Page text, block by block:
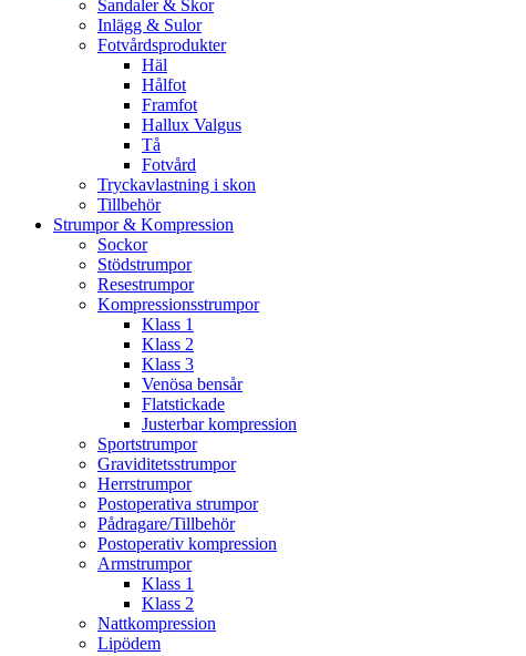
Sandaler & Skor
Inlägg & Sulor
Fotvårdsprodukter
Häl
Hålfot
Framfot
Hallux Valgus
Tå
Fotvård
Tryckavlastning i skon
Tillbehör
Strumpor & Kompression
Sockor
Stödstrumpor
Resestrumpor
Kompressionsstrumpor
Klass 1
Klass 2
Klass 3
Venösa bensår
Flatstickade
Justerbar kompression
Sportstrumpor
Graviditetsstrumpor
Herrstrumpor
Postoperativa strumpor
Pådragare/Tillbehör
Postoperativ kompression
Armstrumpor
Klass 1
Klass 2
Nattkompression
Lipödem